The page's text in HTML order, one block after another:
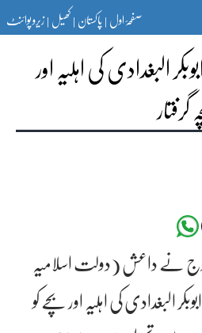
صفحۂ اول|پاکستان|کھیل|زیرو پوائنٹ
البغدادی کی اہلیہ اور
گرفتار
نے داعش (دولت اسلامیہ
البغدادی کی اہلیہ اور بچے کو